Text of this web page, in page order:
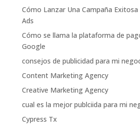
Cómo Lanzar Una Campaña Exitosa
Ads
Cómo se llama la plataforma de
Google
consejos de publicidad para mi
Content Marketing Agency
Creative Marketing Agency
cual es la mejor publciida para mi
Cypress Tx